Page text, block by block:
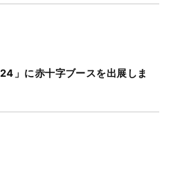
」に赤十字ブースを出展しま